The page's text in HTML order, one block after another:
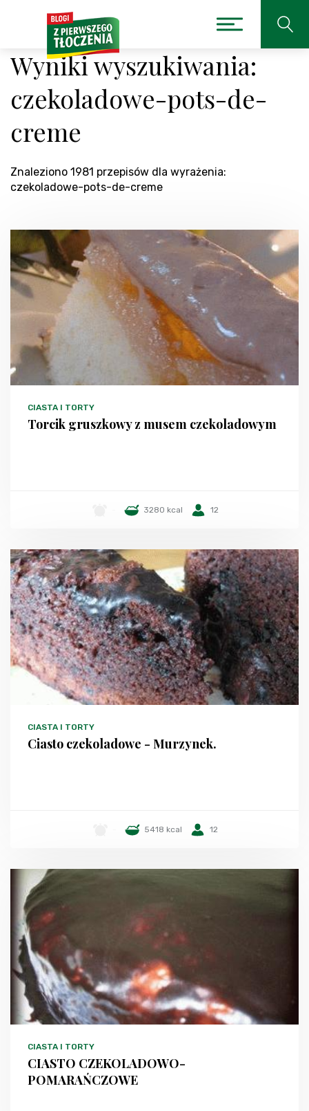
Wyniki wyszukiwania:
czekoladowe-pots-de-
creme
Znaleziono 1981 przepisów dla wyrażenia:
czekoladowe-pots-de-creme
CIASTA I TORTY
Torcik gruszkowy z musem czekoladowym
3280 kcal 12
CIASTA I TORTY
Ciasto czekoladowe - Murzynek.
5418 kcal 12
CIASTA I TORTY
CIASTO CZEKOLADOWO-
POMARAŃCZOWE